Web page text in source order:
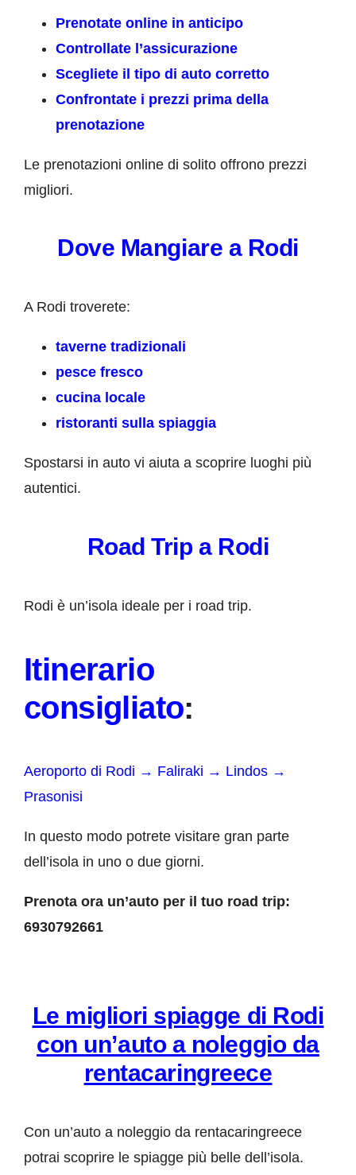
Prenotate online in anticipo
Controllate l’assicurazione
Scegliete il tipo di auto corretto
Confrontate i prezzi prima della
prenotazione
Le prenotazioni online di solito offrono prezzi
migliori.
Dove Mangiare a Rodi
A Rodi troverete:
taverne tradizionali
pesce fresco
cucina locale
ristoranti sulla spiaggia
Spostarsi in auto vi aiuta a scoprire luoghi più
autentici.
Road Trip a Rodi
Rodi è un’isola ideale per i road trip.
Itinerario
consigliato:
Aeroporto di Rodi → Faliraki → Lindos →
Prasonisi
In questo modo potrete visitare gran parte
dell’isola in uno o due giorni.
Prenota ora un’auto per il tuo road trip:
6930792661
Le migliori spiagge di Rodi
con un’auto a noleggio da
rentacaringreece
Con un’auto a noleggio da rentacaringreece
potrai scoprire le spiagge più belle dell’isola.